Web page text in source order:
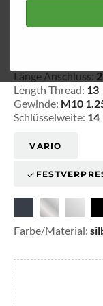
Länge Anschluss:
Length Thread: 13
Gewinde: M10
Schlüsselweite: 14
VARIO
Farbe/Material: